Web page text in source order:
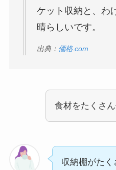
ケット収納と、わ
晴らしいです。
出典： 価格.com
食材をたくさ
収納棚がた